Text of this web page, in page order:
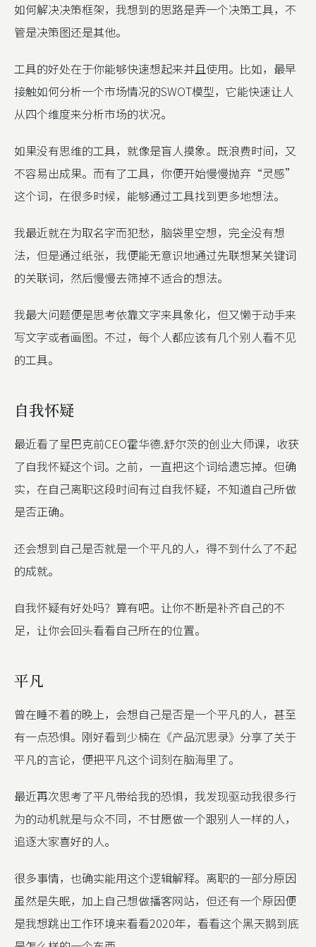
如何解决决策框架，我想到的思路是弄一个决策工具，不
管是决策图还是其他。
工具的好处在于你能够快速想起来并且使用。比如，最早
接触如何分析一个市场情况的SWOT模型，它能快速让人
从四个维度来分析市场的状况。
如果没有思维的工具，就像是盲人摸象。既浪费时间，又
不容易出成果。而有了工具，你便开始慢慢抛弃“灵感”
这个词，在很多时候，能够通过工具找到更多地想法。
我最近就在为取名字而犯愁，脑袋里空想，完全没有想
法，但是通过纸张，我便能无意识地通过先联想某关键词
的关联词，然后慢慢去筛掉不适合的想法。
我最大问题便是思考依靠文字来具象化，但又懒于动手来
写文字或者画图。不过，每个人都应该有几个别人看不见
的工具。
自我怀疑
最近看了星巴克前CEO霍华德.舒尔茨的创业大师课，收获
了自我怀疑这个词。之前，一直把这个词给遗忘掉。但确
实，在自己离职这段时间有过自我怀疑，不知道自己所做
是否正确。
还会想到自己是否就是一个平凡的人，得不到什么了不起
的成就。
自我怀疑有好处吗？算有吧。让你不断是补齐自己的不
足，让你会回头看看自己所在的位置。
平凡
曾在睡不着的晚上，会想自己是否是一个平凡的人，甚至
有一点恐惧。刚好看到少楠在《产品沉思录》分享了关于
平凡的言论，便把平凡这个词刻在脑海里了。
最近再次思考了平凡带给我的恐惧，我发现驱动我很多行
为的动机就是与众不同，不甘愿做一个跟别人一样的人，
追逐大家喜好的人。
很多事情，也确实能用这个逻辑解释。离职的一部分原因
虽然是失眠，加上自己想做播客网站，但还有一个原因便
是我想跳出工作环境来看看2020年，看看这个黑天鹅到底